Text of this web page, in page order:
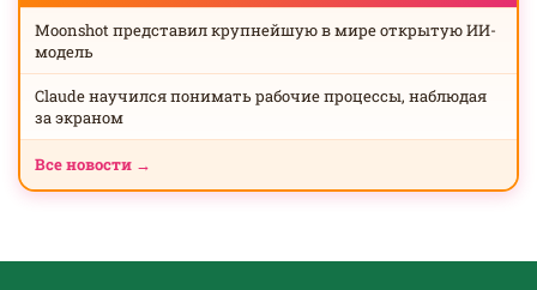
Moonshot представил крупнейшую в мире открытую ИИ-
модель
Claude научился понимать рабочие процессы, наблюдая
за экраном
Все новости →